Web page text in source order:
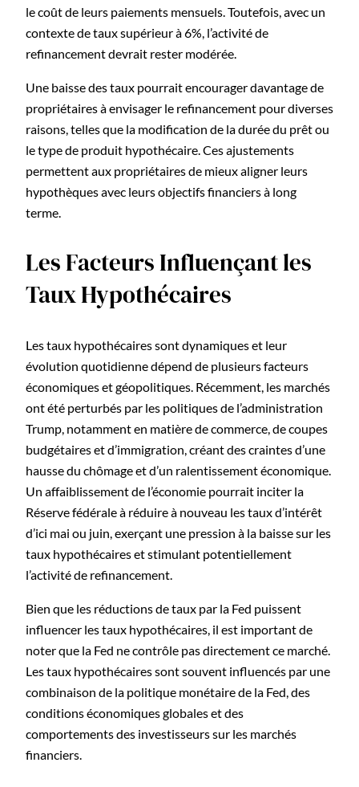
le coût de leurs paiements mensuels. Toutefois, avec un
contexte de taux supérieur à 6%, l’activité de
refinancement devrait rester modérée.
Une baisse des taux pourrait encourager davantage de
propriétaires à envisager le refinancement pour diverses
raisons, telles que la modification de la durée du prêt ou
le type de produit hypothécaire. Ces ajustements
permettent aux propriétaires de mieux aligner leurs
hypothèques avec leurs objectifs financiers à long
terme.
Les Facteurs Influençant les
Taux Hypothécaires
Les taux hypothécaires sont dynamiques et leur
évolution quotidienne dépend de plusieurs facteurs
économiques et géopolitiques. Récemment, les marchés
ont été perturbés par les politiques de l’administration
Trump, notamment en matière de commerce, de coupes
budgétaires et d’immigration, créant des craintes d’une
hausse du chômage et d’un ralentissement économique.
Un affaiblissement de l’économie pourrait inciter la
Réserve fédérale à réduire à nouveau les taux d’intérêt
d’ici mai ou juin, exerçant une pression à la baisse sur les
taux hypothécaires et stimulant potentiellement
l’activité de refinancement.
Bien que les réductions de taux par la Fed puissent
influencer les taux hypothécaires, il est important de
noter que la Fed ne contrôle pas directement ce marché.
Les taux hypothécaires sont souvent influencés par une
combinaison de la politique monétaire de la Fed, des
conditions économiques globales et des
comportements des investisseurs sur les marchés
financiers.